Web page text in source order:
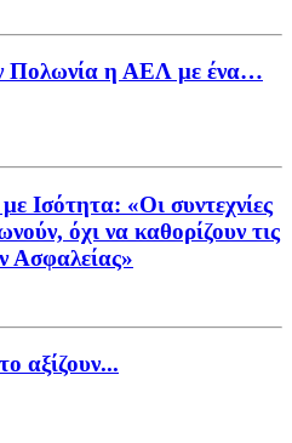
Πολωνία η ΑΕΛ με ένα…
Ισότητα: «Οι συντεχνίες
όχι να καθορίζουν τις
Ασφαλείας»
αξίζουν...